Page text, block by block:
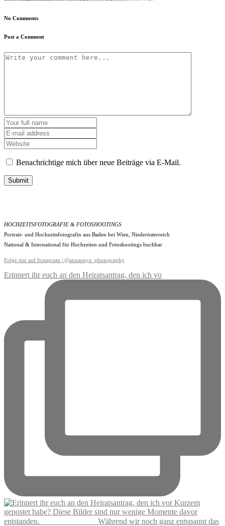
No Comments
Post a Comment
Benachrichtige mich über neue Beiträge via E-Mail.
Submit
HOCHZEITSFOTOGRAFIE & FOTOSHOOTINGS
Portrait- und Hochzeitsfotografin aus Baden bei Wien, Niederösterreich
National & International für Hochzeiten und Fotoshootings buchbar
Folge mir auf Instagram | @annaenya_photography
Erinnert ihr euch an den Heiratsantrag, den ich vo